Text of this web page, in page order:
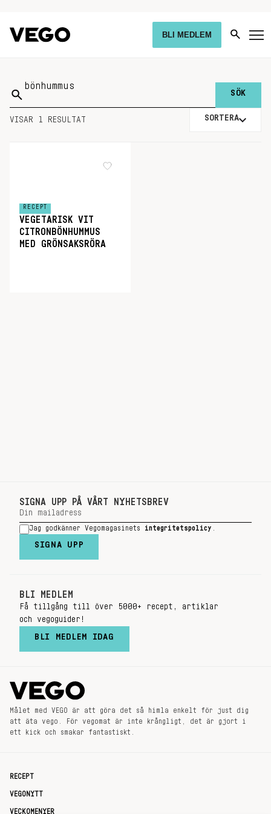
BLI MEDLEM
Sök
på:
VISAR 1 RESULTAT SORTERA
RECEPT
VEGETARISK VIT
CITRONBÖNHUMMUS
MED GRÖNSAKSRÖRA
SIGNA UPP PÅ VÅRT NYHETSBREV
Jag godkänner Vegomagasinets integritetspolicy
SIGNA UPP
BLI MEDLEM
Få tillgång till över 5000+ recept, artiklar
och vegoguider!
BLI MEDLEM IDAG
Målet med VEGO är att göra det så himla enkelt för just dig
att äta vego. För vegomat är inte krångligt, det är gjort i
ett kick och smakar fantastiskt.
RECEPT
VEGONYTT
VECKOMENYER